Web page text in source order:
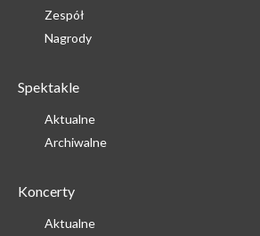
Zespół
Nagrody
Spektakle
Aktualne
Archiwalne
Koncerty
Aktualne